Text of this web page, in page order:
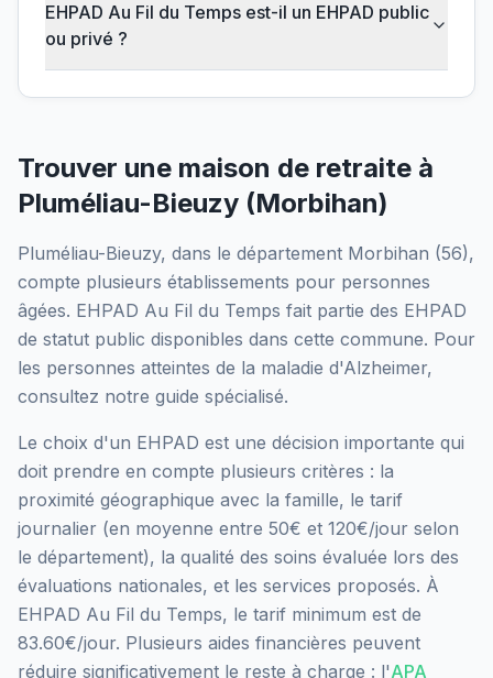
EHPAD Au Fil du Temps est-il un EHPAD public
ou privé ?
Trouver une maison de retraite à
Pluméliau-Bieuzy (Morbihan)
Pluméliau-Bieuzy, dans le département Morbihan (56),
compte plusieurs établissements pour personnes
âgées. EHPAD Au Fil du Temps fait partie des EHPAD
de statut public disponibles dans cette commune. Pour
les personnes atteintes de la maladie d'Alzheimer,
consultez notre guide spécialisé.
Le choix d'un EHPAD est une décision importante qui
doit prendre en compte plusieurs critères : la
proximité géographique avec la famille, le tarif
journalier (en moyenne entre 50€ et 120€/jour selon
le département), la qualité des soins évaluée lors des
évaluations nationales, et les services proposés. À
EHPAD Au Fil du Temps, le tarif minimum est de
83.60€/jour. Plusieurs aides financières peuvent
réduire significativement le reste à charge : l'APA